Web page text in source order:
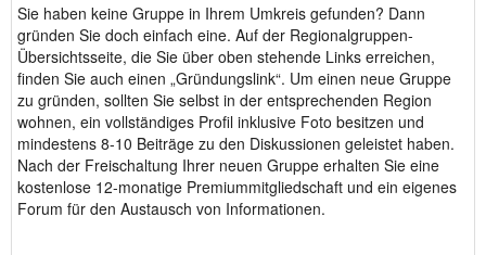
Sie haben keine Gruppe in Ihrem Umkreis gefunden? Dann
gründen Sie doch einfach eine. Auf der Regionalgruppen-
Übersichtsseite, die Sie über oben stehende Links erreichen,
finden Sie auch einen „Gründungslink“. Um einen neue Gruppe
zu gründen, sollten Sie selbst in der entsprechenden Region
wohnen, ein vollständiges Profil inklusive Foto besitzen und
mindestens 8-10 Beiträge zu den Diskussionen geleistet haben.
Nach der Freischaltung Ihrer neuen Gruppe erhalten Sie eine
kostenlose 12-monatige Premiummitgliedschaft und ein eigenes
Forum für den Austausch von Informationen.